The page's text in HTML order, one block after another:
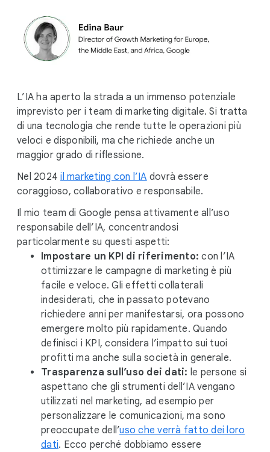
L’IA ha aperto la strada a un immenso potenziale
imprevisto per i team di marketing digitale. Si tratta
di una tecnologia che rende tutte le operazioni più
veloci e disponibili, ma che richiede anche un
maggior grado di riflessione.
Nel 2024il marketing con l’IA dovrà essere
coraggioso, collaborativo e responsabile.
Il mio team di Google pensa attivamente all’uso
responsabile dell’IA, concentrandosi
particolarmente su questi aspetti:
Impostare un KPI di riferimento: con l’IA
ottimizzare le campagne di marketing è più
facile e veloce. Gli effetti collaterali
indesiderati, che in passato potevano
richiedere anni per manifestarsi, ora possono
emergere molto più rapidamente. Quando
definisci i KPI, considera l’impatto sui tuoi
profitti ma anche sulla società in generale.
Trasparenza sull’uso dei dati: le persone si
aspettano che gli strumenti dell’IA vengano
utilizzati nel marketing, ad esempio per
personalizzare le comunicazioni, ma sono
preoccupate dell’uso che verrà fatto dei loro
dati. Ecco perché dobbiamo essere